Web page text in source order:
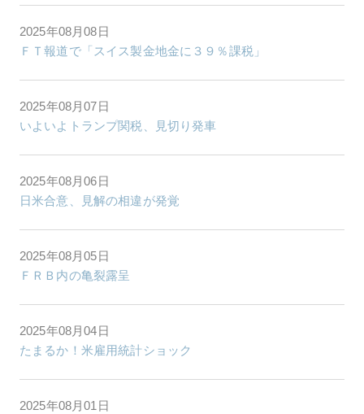
2025年08月08日
ＦＴ報道で「スイス製金地金に３９％課税」
2025年08月07日
いよいよトランプ関税、見切り発車
2025年08月06日
日米合意、見解の相違が発覚
2025年08月05日
ＦＲＢ内の亀裂露呈
2025年08月04日
たまるか！米雇用統計ショック
2025年08月01日